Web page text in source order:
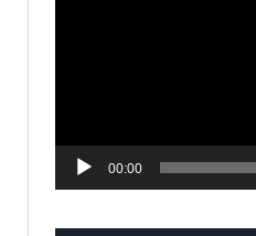
00:00